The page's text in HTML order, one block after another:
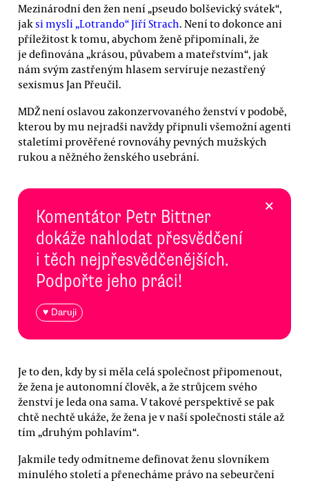
Mezinárodní den žen není „pseudo bolševický svátek“,
jaksi myslí „Lotrando“ Jiří Strach. Není to dokonce ani
příležitost k tomu, abychom ženě připomínali, že
je definována „krásou, půvabem a mateřstvím“, jak
nám svým zastřeným hlasem servíruje nezastřený
sexismus Jan Přeučil.
MDŽ není oslavou zakonzervovaného ženství v podobě,
kterou by mu nejradši navždy připnuli všemožní agenti
staletími prověřené rovnováhy pevných mužských
rukou a něžného ženského usebrání.
Komentátor Petr Bittner
dokáže nahlodat přesvědčení
i těch nejpřesvědčenějších.
Podpořte jeho práci!
♥ Daruji
×
Je to den, kdy by si měla celá společnost připomenout,
že žena je autonomní člověk, a že strůjcem svého
ženství je leda ona sama. V takové perspektivě se pak
chtě nechtě ukáže, že žena je v naší společnosti stále až
tím „druhým pohlavím“.
Jakmile tedy odmítneme definovat ženu slovníkem
minulého století a přenecháme právo na sebeurčení